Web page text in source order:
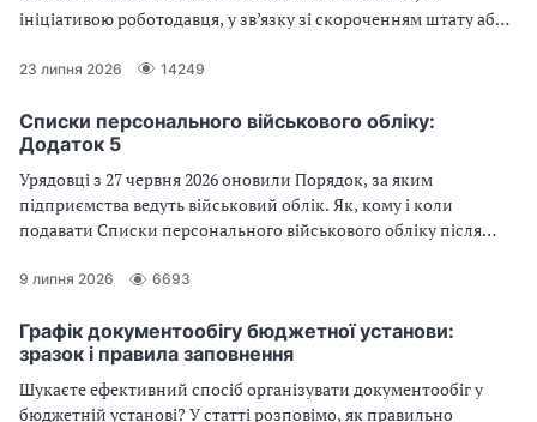
ініціативою роботодавця, у зв’язку зі скороченням штату або
23 липня 2026 14249
Списки персонального військового обліку:
Додаток 5
Урядовці з 27 червня 2026 оновили Порядок, за яким
підприємства ведуть військовий облік. Як, кому і коли
подавати Списки персонального військового обліку після
9 липня 2026 6693
Графік документообігу бюджетної установи:
зразок і правила заповнення
Шукаєте ефективний спосіб організувати документообіг у
бюджетній установі? У статті розповімо, як правильно